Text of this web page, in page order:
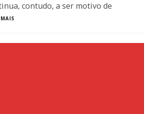
contudo, a ser motivo de